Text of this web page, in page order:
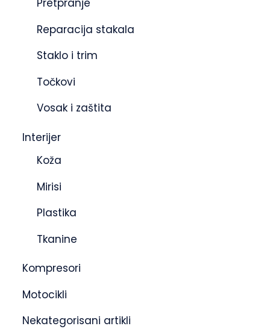
Pretpranje
Reparacija stakala
Staklo i trim
Točkovi
Vosak i zaštita
Interijer
Koža
Mirisi
Plastika
Tkanine
Kompresori
Motocikli
Nekategorisani artikli